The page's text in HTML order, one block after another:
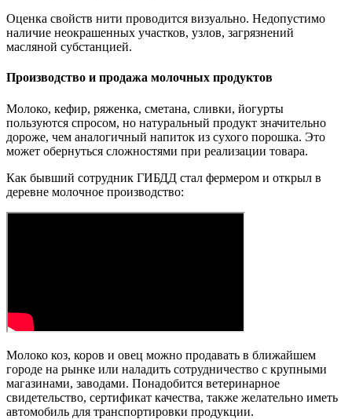
Оценка свойств нити проводится визуально. Недопустимо
наличие неокрашенных участков, узлов, загрязнений
масляной субстанцией.
Производство и продажа молочных продуктов
Молоко, кефир, ряженка, сметана, сливки, йогурты
пользуются спросом, но натуральный продукт значительно
дороже, чем аналогичный напиток из сухого порошка. Это
может обернуться сложностями при реализации товара.
Как бывший сотрудник ГИБДД стал фермером и открыл в
деревне молочное производство:
Молоко коз, коров и овец можно продавать в ближайшем
городе на рынке или наладить сотрудничество с крупными
магазинами, заводами. Понадобится ветеринарное
свидетельство, сертификат качества, также желательно иметь
автомобиль для транспортировки продукции.